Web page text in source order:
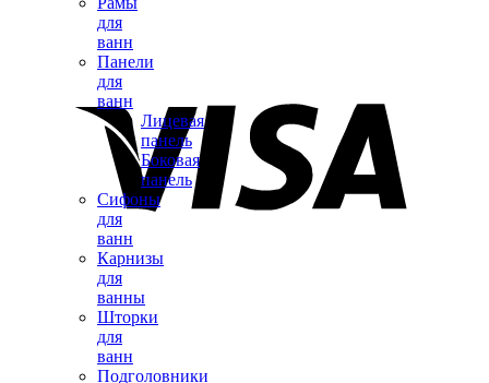
для
ванн
Панели
для
ванн
Лицевая
панель
Боковая
панель
Сифоны
для
ванн
Карнизы
для
ванны
Шторки
для
ванн
Подголовники